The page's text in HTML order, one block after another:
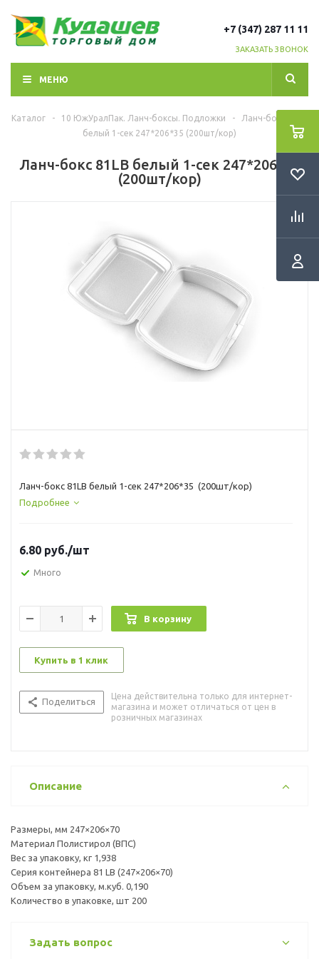
+7 (347) 287 11 11
ЗАКАЗАТЬ ЗВОНОК
МЕНЮ
Каталог - 10 ЮжУралПак. Ланч-боксы. Подложки -
Ланч-бокс 81LB
белый 1-сек 247*206*35 (200шт/кор)
Ланч-бокс 81LB белый 1-сек 247*206*35
(200шт/кор)
Ланч-бокс 81LB белый 1-сек 247*206*35 (200шт/кор)
Подробнее
6.80 руб./шт
Много
В корзину
Купить в 1 клик
Поделиться
Цена действительна только для интернет-
магазина и может отличаться от цен в
розничных магазинах
Описание
Размеры, мм 247×206×70
Материал Полистирол (ВПС)
Вес за упаковку, кг 1,938
Серия контейнера 81 LB (247×206×70)
Объем за упаковку, м.куб. 0,190
Количество в упаковке, шт 200
Задать вопрос